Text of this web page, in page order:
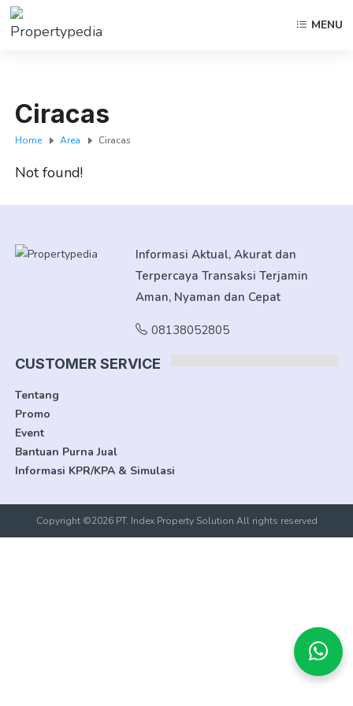
MENU
Ciracas
Home Area Ciracas
Not found!
Informasi Aktual, Akurat dan
Terpercaya Transaksi Terjamin
Aman, Nyaman dan Cepat
08138052805
CUSTOMER SERVICE
Tentang
Promo
Event
Bantuan Purna Jual
Informasi KPR/KPA & Simulasi
Copyright ©2026 PT. Index Property Solution All rights reserved